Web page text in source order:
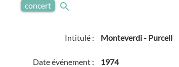
concert
Intitulé : Monteverdi - Purcell
Date événement : 1974